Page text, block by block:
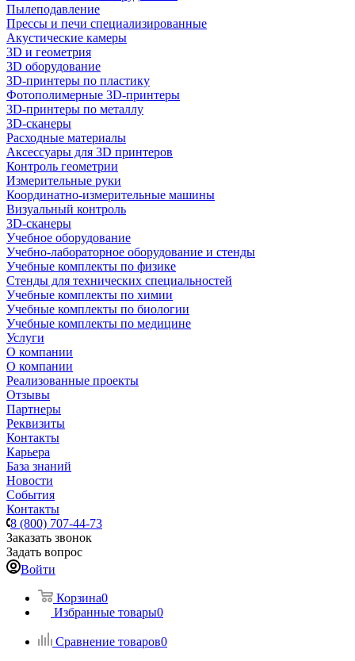
Пылеподавление
Прессы и печи специализированные
Акустические камеры
3D и геометрия
3D оборудование
3D-принтеры по пластику
Фотополимерные 3D-принтеры
3D-принтеры по металлу
3D-сканеры
Расходные материалы
Аксессуары для 3D принтеров
Контроль геометрии
Измерительные руки
Координатно-измерительные машины
Визуальный контроль
3D-сканеры
Учебное оборудование
Учебно-лабораторное оборудование и стенды
Учебные комплекты по физике
Стенды для технических специальностей
Учебные комплекты по химии
Учебные комплекты по биологии
Учебные комплекты по медицине
Услуги
О компании
О компании
Реализованные проекты
Отзывы
Партнеры
Реквизиты
Контакты
Карьера
База знаний
Новости
События
Контакты
8 (800) 707-44-73
Заказать звонок
Задать вопрос
Войти
Корзина0
Избранные товары0
Сравнение товаров0